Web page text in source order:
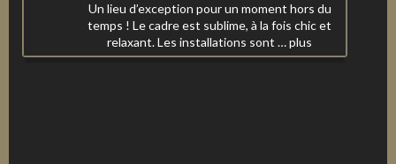
Un lieu d’exception pour un moment hors du
temps ! Le cadre est sublime, à la fois chic et
relaxant. Les installations sont … plus